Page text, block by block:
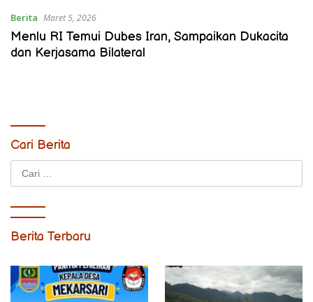
Berita Maret 5, 2026
Menlu RI Temui Dubes Iran, Sampaikan Dukacita
dan Kerjasama Bilateral
Cari Berita
Cari
untuk:
Berita Terbaru